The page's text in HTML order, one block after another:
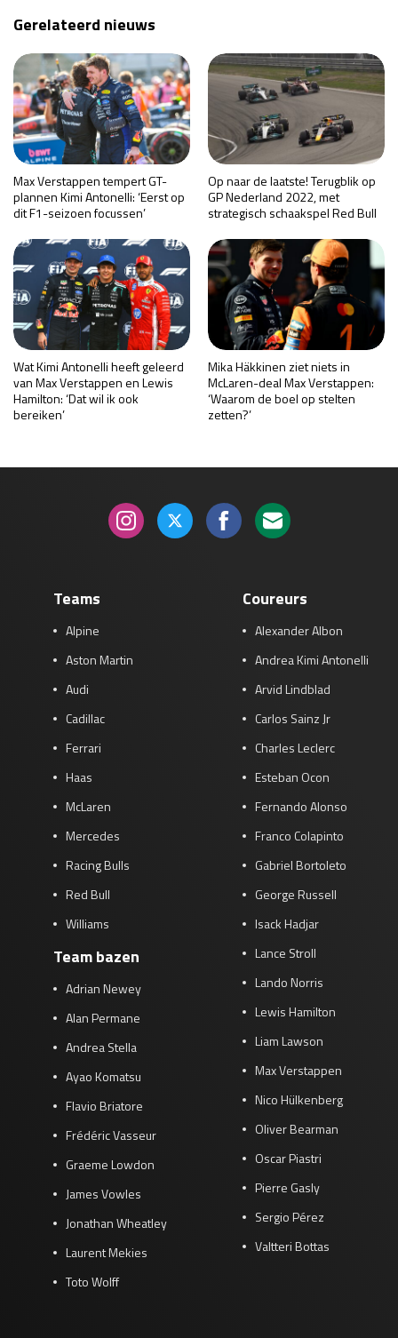
Gerelateerd nieuws
Max Verstappen tempert GT-
plannen Kimi Antonelli: ‘Eerst op
dit F1-seizoen focussen’
Op naar de laatste! Terugblik op
GP Nederland 2022, met
strategisch schaakspel Red Bull
Wat Kimi Antonelli heeft geleerd
van Max Verstappen en Lewis
Hamilton: ‘Dat wil ik ook
bereiken’
Mika Häkkinen ziet niets in
McLaren-deal Max Verstappen:
‘Waarom de boel op stelten
zetten?’
Teams
Alpine
Aston Martin
Audi
Cadillac
Ferrari
Haas
McLaren
Mercedes
Racing Bulls
Red Bull
Williams
Team bazen
Adrian Newey
Alan Permane
Andrea Stella
Ayao Komatsu
Flavio Briatore
Frédéric Vasseur
Graeme Lowdon
James Vowles
Jonathan Wheatley
Laurent Mekies
Toto Wolff
Coureurs
Alexander Albon
Andrea Kimi Antonelli
Arvid Lindblad
Carlos Sainz Jr
Charles Leclerc
Esteban Ocon
Fernando Alonso
Franco Colapinto
Gabriel Bortoleto
George Russell
Isack Hadjar
Lance Stroll
Lando Norris
Lewis Hamilton
Liam Lawson
Max Verstappen
Nico Hülkenberg
Oliver Bearman
Oscar Piastri
Pierre Gasly
Sergio Pérez
Valtteri Bottas